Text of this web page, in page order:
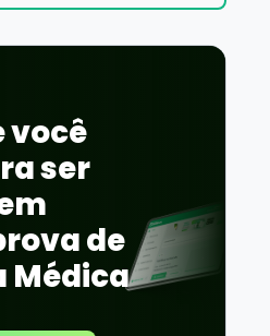
você
ser
de
Médica